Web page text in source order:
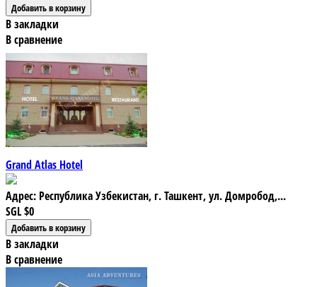
В закладки
В сравнение
Grand Atlas Hotel
Адрес: Республика Узбекистан, г. Ташкент, ул. Домробод,...
SGL$0
В закладки
В сравнение